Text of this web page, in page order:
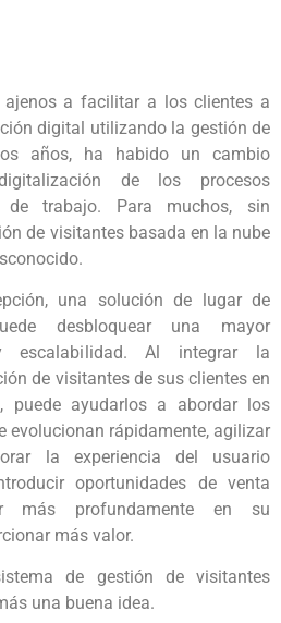
ajenos a facilitar a los clientes a
digital utilizando la gestión de
años, ha habido un cambio
de los procesos
de trabajo. Para muchos, sin
de visitantes basada en la nube
una solución de lugar de
desbloquear una mayor
escalabilidad. Al integrar la
de visitantes de sus clientes en
puede ayudarlos a abordar los
evolucionan rápidamente, agilizar
la experiencia del usuario
oportunidades de venta
más profundamente en su
más valor.
de gestión de visitantes
una buena idea.